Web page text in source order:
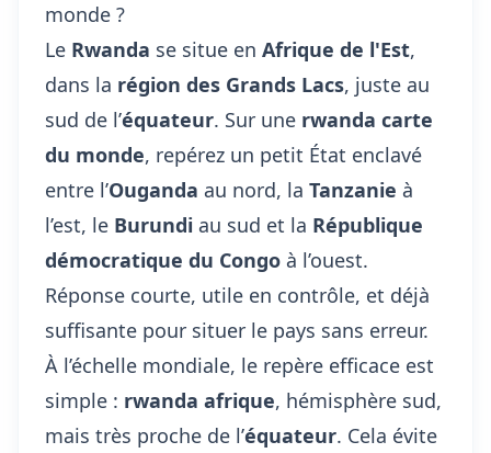
monde ?
Le Rwanda se situe en Afrique de l'Est,
dans la région des Grands Lacs, juste au
sud de l’équateur. Sur une rwanda carte
du monde, repérez un petit État enclavé
entre l’Ouganda au nord, la Tanzanie à
l’est, le Burundi au sud et la République
démocratique du Congo à l’ouest.
Réponse courte, utile en contrôle, et déjà
suffisante pour situer le pays sans erreur.
À l’échelle mondiale, le repère efficace est
simple : rwanda afrique, hémisphère sud,
mais très proche de l’équateur. Cela évite